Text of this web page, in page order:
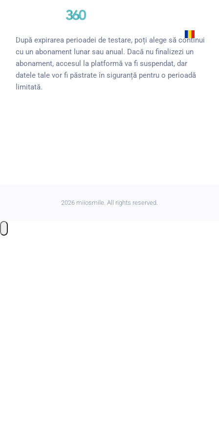
După expirarea perioadei de testare, poți alege să continui
cu un abonament lunar sau anual. Dacă nu finalizezi un
abonament, accesul la platformă va fi suspendat, dar
datele tale vor fi păstrate în siguranță pentru o perioadă
limitată.
2026 miiosmile. All rights reserved.